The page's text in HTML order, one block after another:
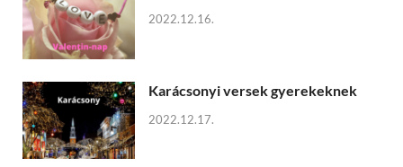
2022.12.16.
Karácsonyi versek gyerekeknek
2022.12.17.